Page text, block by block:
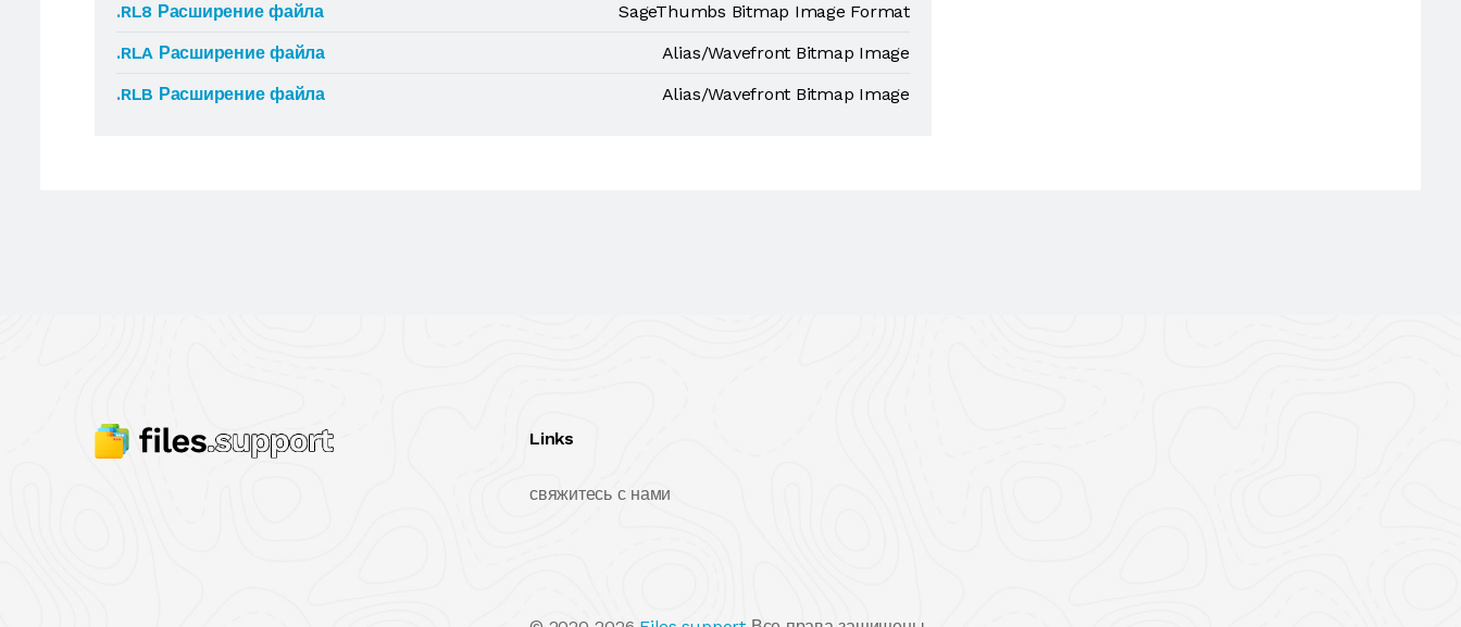
.RL8 Расширение файла
SageThumbs Bitmap Image Format
.RLA Расширение файла
Alias/Wavefront Bitmap Image
.RLB Расширение файла
Alias/Wavefront Bitmap Image
Links
свяжитесь с нами